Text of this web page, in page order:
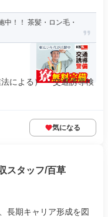
！！ 茶髪・ロン毛・
による） ・交通誘導検
気になる
スタッフ/百草
長期キャリア形成を図